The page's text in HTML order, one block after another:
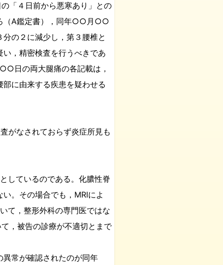
「４日前から悪寒あり」との
ろ（A鑑定書），同年○○月○○
の２に減少し，第３腰椎と
，精密検査を行うべきであ
日の両大腿痛の各記載は，
に由来する疾患を疑わせる
なされておらず炎症所見も
しているのである。化膿性脊
。その場合でも，MRIによ
て，整形外科の専門医ではな
，被告の診療が不適切とまで
常が確認されたのが同年